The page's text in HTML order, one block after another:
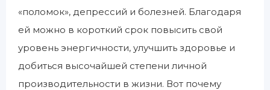
«поломок», депрессий и болезней. Благодаря
ей можно в короткий срок повысить свой
уровень энергичности, улучшить здоровье и
добиться высочайшей степени личной
производительности в жизни. Вот почему